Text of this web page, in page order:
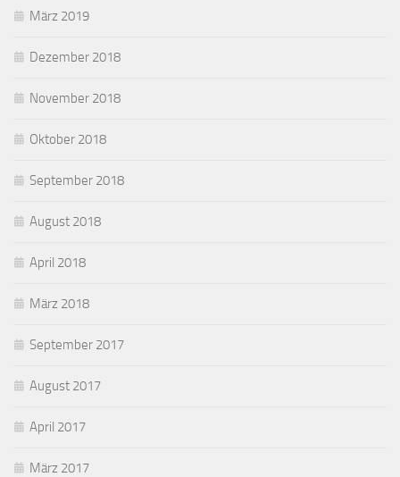
März 2019
Dezember 2018
November 2018
Oktober 2018
September 2018
August 2018
April 2018
März 2018
September 2017
August 2017
April 2017
März 2017